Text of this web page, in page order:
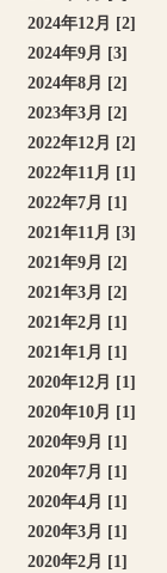
2024年12月 [2]
2024年9月 [3]
2024年8月 [2]
2023年3月 [2]
2022年12月 [2]
2022年11月 [1]
2022年7月 [1]
2021年11月 [3]
2021年9月 [2]
2021年3月 [2]
2021年2月 [1]
2021年1月 [1]
2020年12月 [1]
2020年10月 [1]
2020年9月 [1]
2020年7月 [1]
2020年4月 [1]
2020年3月 [1]
2020年2月 [1]